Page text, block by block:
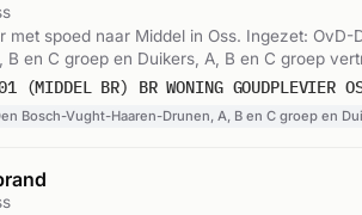
met spoed naar Middel in Oss. Ingezet:
B en C groep en Duikers, A, B en C groep
14:01.
(MIDDEL BR) BR WONING GOUDPLEVIER
Bosch-Vught-Haaren-Drunen, A, B en C groep en